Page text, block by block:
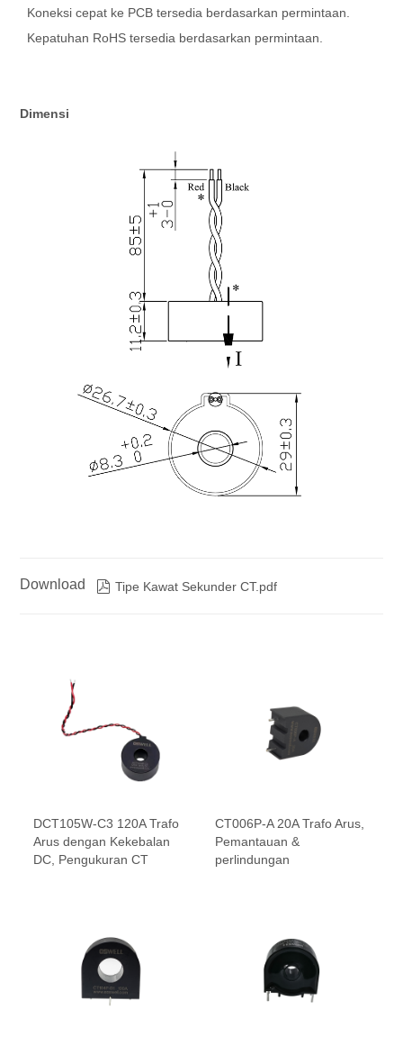
Koneksi cepat ke PCB tersedia berdasarkan permintaan.
Kepatuhan RoHS tersedia berdasarkan permintaan.
Dimensi
Download  Tipe Kawat Sekunder CT.pdf
DCT105W-C3 120A Trafo
Arus dengan Kekebalan
DC, Pengukuran CT
CT006P-A 20A Trafo Arus,
Pemantauan &
perlindungan